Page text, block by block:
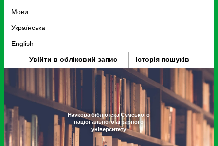
Мови
Українська
English
Увійти в обліковий запис Історія пошуків
Наукова бібліотека Сумського
національного аграрного
університету